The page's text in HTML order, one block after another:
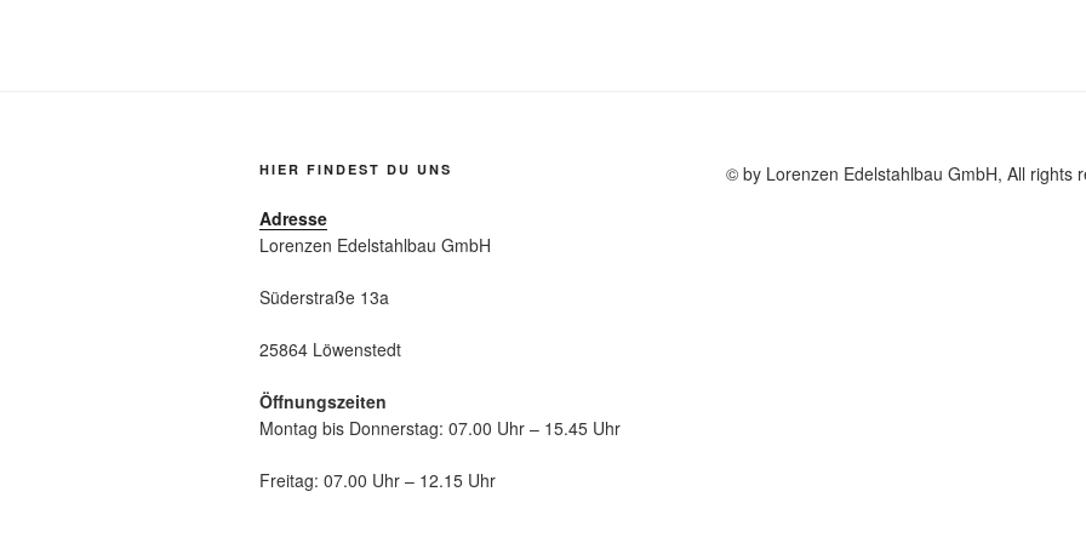
HIER FINDEST DU UNS
Adresse
Lorenzen Edelstahlbau GmbH
Süderstraße 13a
25864 Löwenstedt
Öffnungszeiten
Montag bis Donnerstag: 07.00 Uhr – 15.45 Uhr
Freitag: 07.00 Uhr – 12.15 Uhr
© by Lorenzen Edelstahlbau GmbH, All rights